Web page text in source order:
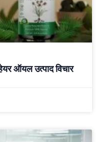
ऑयल उत्पाद विचार